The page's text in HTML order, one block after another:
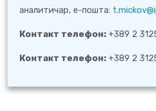
аналитичар, е-пошта:
Контакт телефон: +389 2
Контакт телефон: +389 2